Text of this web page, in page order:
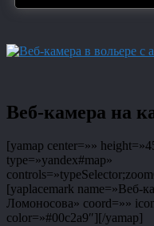
Веб-камера на
[yamap center=»»
type=»yandex#map»
[yaplacemark name=»Веб-
Ломоносова» coord=»»
color=»#00c2a9″][/yamap]